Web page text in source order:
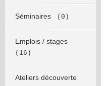
Séminaires (0)
Emplois / stages
(16)
Ateliers découverte